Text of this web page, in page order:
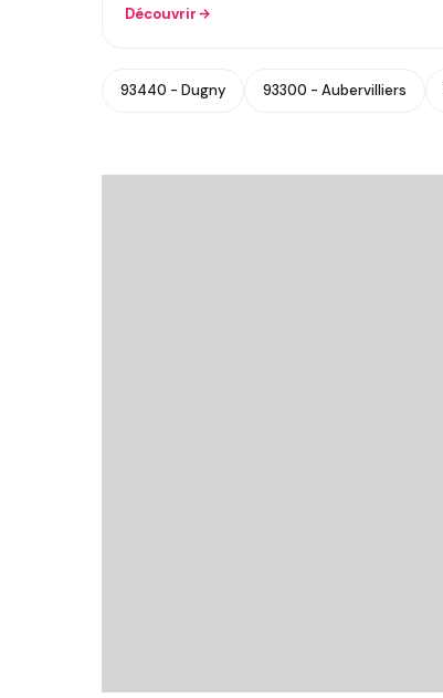
Découvrir
93440 - Dugny 93300 - Aubervilliers